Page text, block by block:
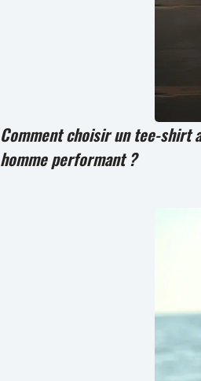
Comment choisir un tee-shirt
homme performant ?